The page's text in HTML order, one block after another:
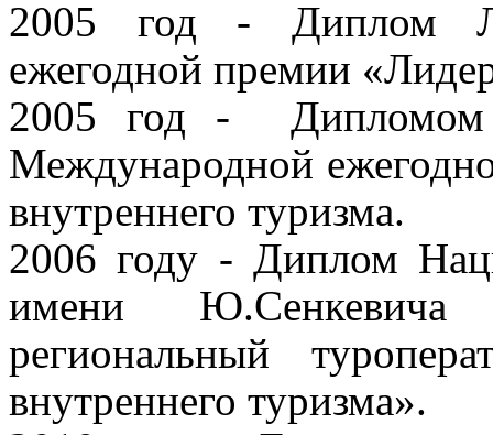
2005 год - Диплом
ежегодной премии
2005 год -
Международной
внутреннего туризма.
2006 году - Диплом
имени
региональный
внутреннего туризма».